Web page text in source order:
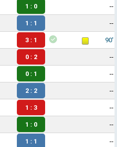
1 : 0 --
1 : 1 --
3 : 1 90'
0 : 2 --
0 : 1 --
2 : 2 --
1 : 3 --
1 : 0 --
1 : 1 --